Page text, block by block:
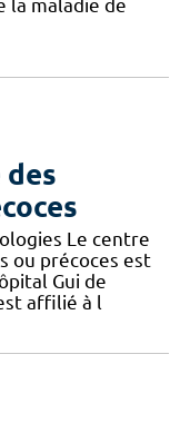
la maladie de
des
Le centre
ou précoces est
Gui de
affilié à l